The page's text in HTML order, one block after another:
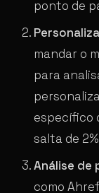
ponto de
mandar o
para
específico
salta de
Análise de
como